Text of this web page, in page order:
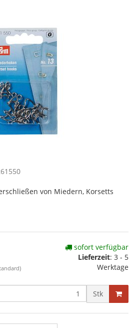
von Miedern, Korsetts
sofort verfügbar
Lieferzeit: 3 - 5
Werktage
Stk